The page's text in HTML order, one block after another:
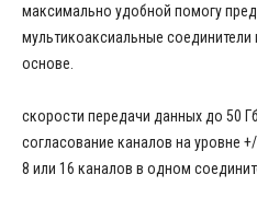
максимально удобной помогу
мультикоаксиальные соединители
основе.
скорости передачи данных до 50
согласование каналов на уровне
8 или 16 каналов в одном